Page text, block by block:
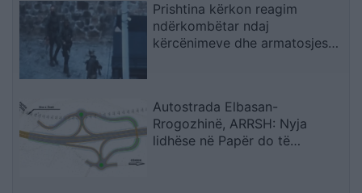
Prishtina kërkon reagim
ndërkombëtar ndaj
kërcënimeve dhe armatosjes
Autostrada Elbasan-
Rrogozhinë, ARRSH: Nyja
lidhëse në Papër do të